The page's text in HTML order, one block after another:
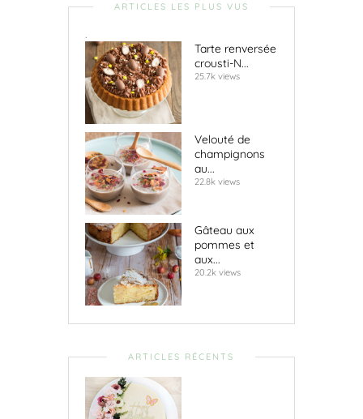
ARTICLES LES PLUS VUS
.
Tarte renversée
crousti-N...
25.7k views
Velouté de
champignons
au...
22.8k views
Gâteau aux
pommes et
aux...
20.2k views
ARTICLES RÉCENTS